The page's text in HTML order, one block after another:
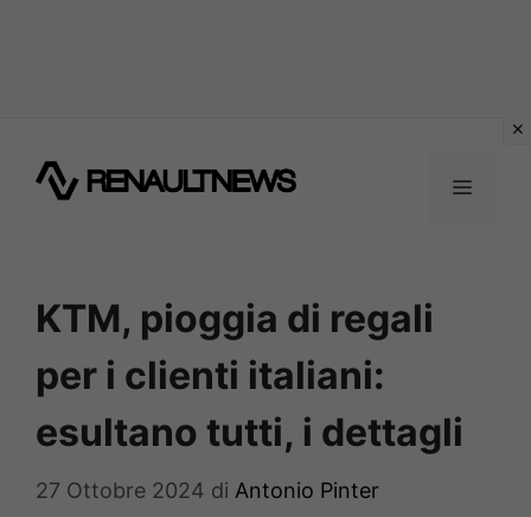
MENU
KTM, pioggia di regali
per i clienti italiani:
esultano tutti, i dettagli
27 Ottobre 2024 di Antonio Pinter